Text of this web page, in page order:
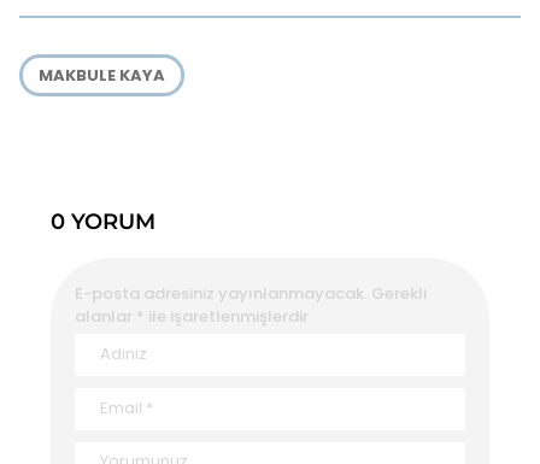
MAKBULE KAYA
0 YORUM
E-posta adresiniz yayınlanmayacak. Gerekli
alanlar * ile işaretlenmişlerdir